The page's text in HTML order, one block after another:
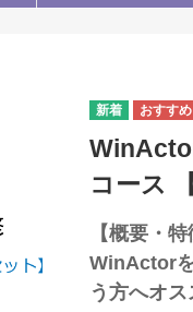
コース
【概要・特
WinActor
う方へオ